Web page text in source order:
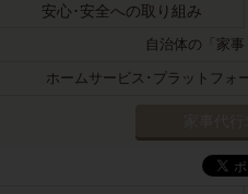
安心･安全への取り組み
自治体の「家事
ホームサービス･プラットフォ